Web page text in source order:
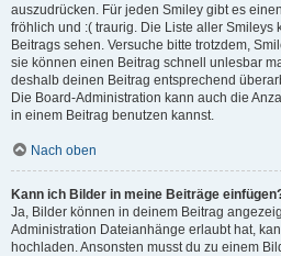
auszudrücken. Für jeden Smiley gibt es
fröhlich und :( traurig. Die Liste aller Smileys
Beitrags sehen. Versuche bitte trotzdem,
sie können einen Beitrag schnell unlesbar
deshalb deinen Beitrag entsprechend
Die Board-Administration kann auch die
in einem Beitrag benutzen kannst.
Nach oben
Kann ich Bilder in meine Beiträge
Ja, Bilder können in deinem Beitrag
Administration Dateianhänge erlaubt hat,
hochladen. Ansonsten musst du zu einem